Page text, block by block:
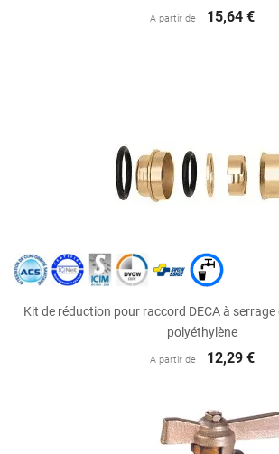
A partir de 15,64 €
Kit de réduction pour raccord DECA à
polyéthylène
A partir de 12,29 €